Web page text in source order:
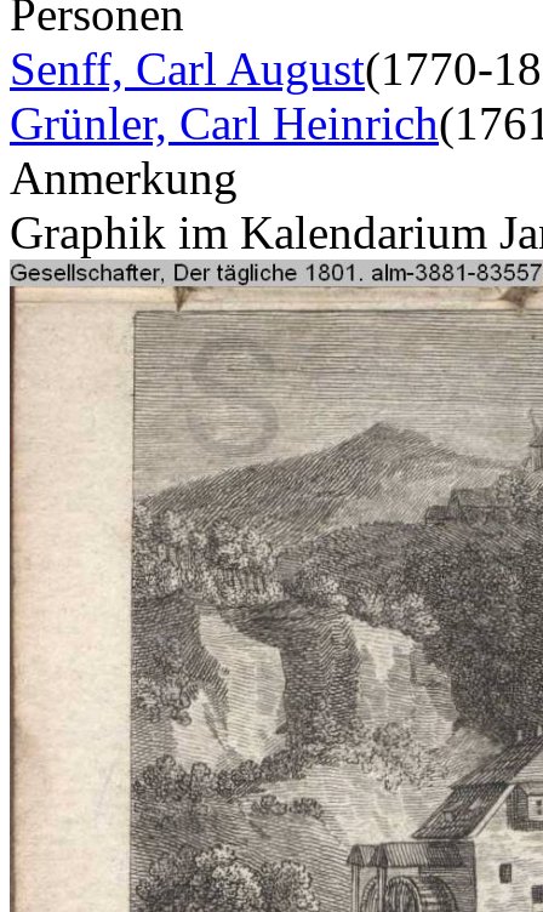
Personen
Senff, Carl August(1770-
Grünler, Carl Heinrich
Anmerkung
Graphik im Kalendarium